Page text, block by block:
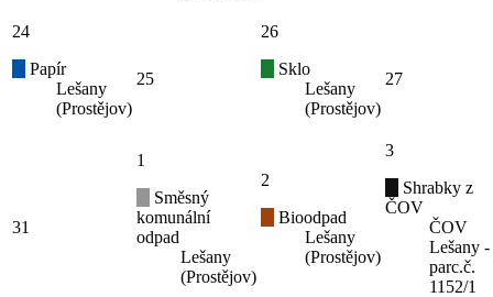
24
Papír
Lešany
(Prostějov)
25
26
Sklo
Lešany
(Prostějov)
27
31
1
Směsný
komunální
odpad
Lešany
(Prostějov)
2
Bioodpad
Lešany
(Prostějov)
3
Shrabky z
ČOV
ČOV
Lešany -
parc.č.
1152/1